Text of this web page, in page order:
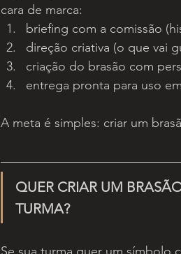
cara de marca:
briefing com a comissão
direção criativa (o que vai
criação do brasão com
entrega pronta para uso
A meta é simples: criar um
QUER CRIAR UM
TURMA?